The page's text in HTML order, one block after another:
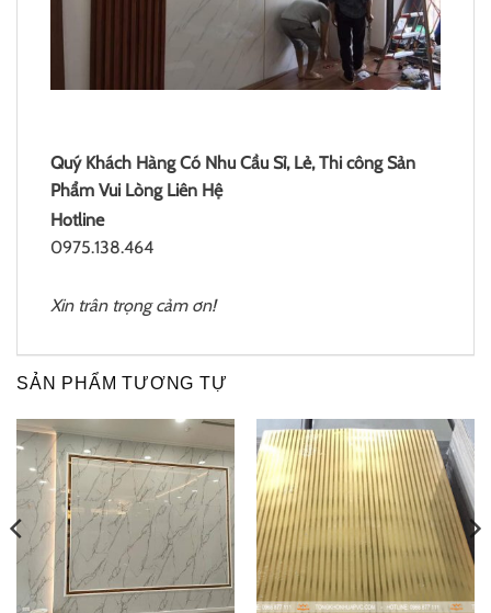
Quý Khách Hàng Có Nhu Cầu Sỉ, Lẻ, Thi công Sản
Phẩm Vui Lòng Liên Hệ
Hotline
0975.138.464
Xin trân trọng cảm ơn!
SẢN PHẨM TƯƠNG TỰ